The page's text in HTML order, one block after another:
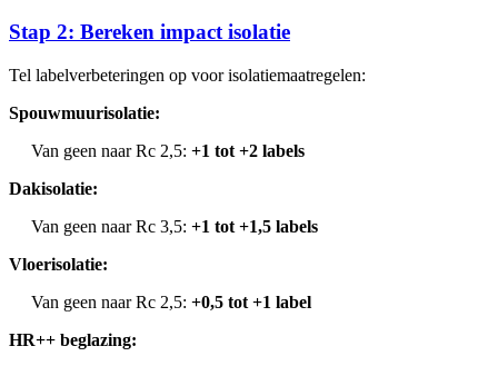
Stap 2: Bereken impact isolatie
Tel labelverbeteringen op voor isolatiemaatregelen:
Spouwmuurisolatie:
Van geen naar Rc 2,5: +1 tot +2 labels
Dakisolatie:
Van geen naar Rc 3,5: +1 tot +1,5 labels
Vloerisolatie:
Van geen naar Rc 2,5: +0,5 tot +1 label
HR++ beglazing: